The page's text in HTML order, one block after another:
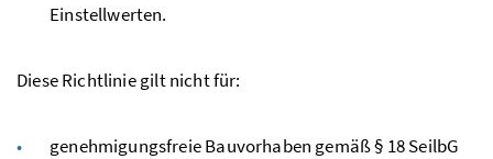
Einstellwerten.
Diese Richtlinie gilt nicht für:
genehmigungsfreie Bauvorhaben gemäß § 18 SeilbG